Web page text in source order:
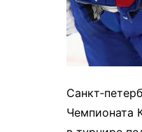
Чемпионата